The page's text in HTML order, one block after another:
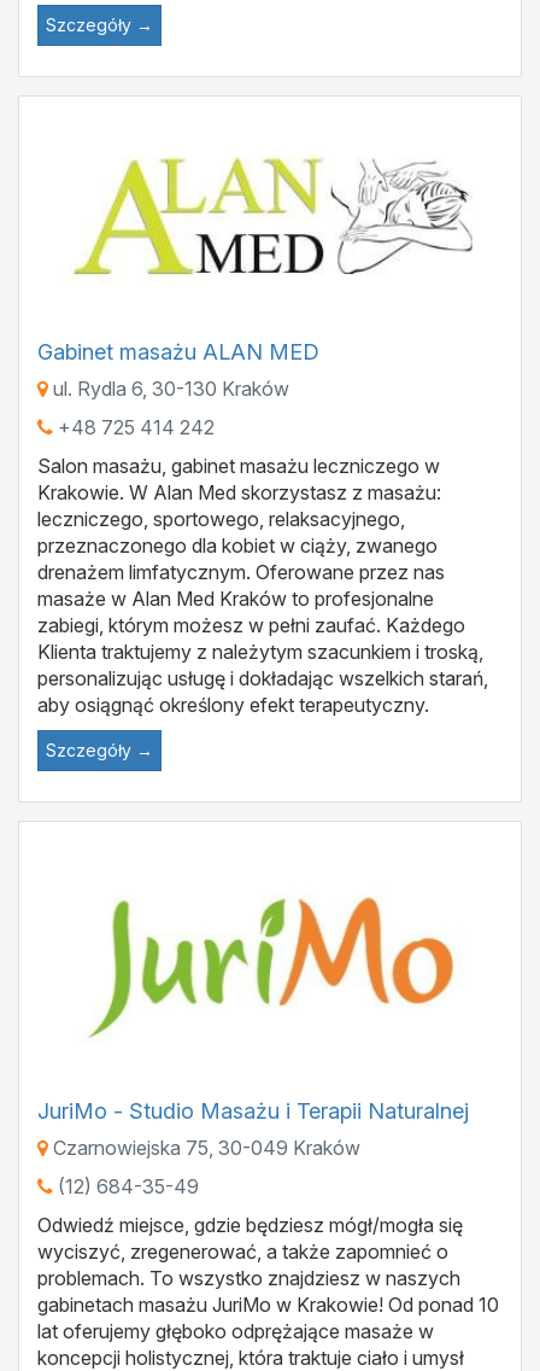
Szczegóły →
Gabinet masażu ALAN MED
ul. Rydla 6, 30-130 Kraków
+48 725 414 242
Salon masażu, gabinet masażu leczniczego w
Krakowie. W Alan Med skorzystasz z masażu:
leczniczego, sportowego, relaksacyjnego,
przeznaczonego dla kobiet w ciąży, zwanego
drenażem limfatycznym. Oferowane przez nas
masaże w Alan Med Kraków to profesjonalne
zabiegi, którym możesz w pełni zaufać. Każdego
Klienta traktujemy z należytym szacunkiem i troską,
personalizując usługę i dokładając wszelkich starań,
aby osiągnąć określony efekt terapeutyczny.
Szczegóły →
JuriMo - Studio Masażu i Terapii Naturalnej
Czarnowiejska 75, 30-049 Kraków
(12) 684-35-49
Odwiedź miejsce, gdzie będziesz mógł/mogła się
wyciszyć, zregenerować, a także zapomnieć o
problemach. To wszystko znajdziesz w naszych
gabinetach masażu JuriMo w Krakowie! Od ponad 10
lat oferujemy głęboko odprężające masaże w
koncepcji holistycznej, która traktuje ciało i umysł